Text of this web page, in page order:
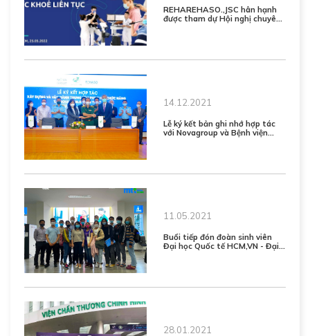
REHAREHASO.,JSC hân hạnh
được tham dự Hội nghị chuyên
14.12.2021
Lễ ký kết bản ghi nhớ hợp tác
với Novagroup và Bệnh viện
Phan Thiết
11.05.2021
Buổi tiếp đón đoàn sinh viên
Đại học Quốc tế HCM,VN - Đại
28.01.2021